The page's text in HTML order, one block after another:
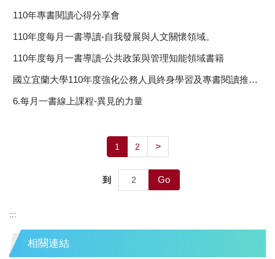
110年專書閱讀心得分享會
110年度每月一書導讀-自我發展與人文關懷領域。
110年度每月一書導讀-公共政策與管理知能領域書籍
國立宜蘭大學110年度強化公務人員終身學習及專書閱讀推動計畫
6.每月一書線上課程-異見的力量
1 2 >
到 Go
:::
相關連結